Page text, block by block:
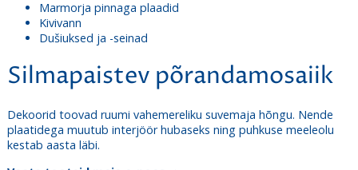
Marmorja pinnaga plaadid
Kivivann
Dušiuksed ja -seinad
Silmapaistev põrandamosaiik
Dekoorid toovad ruumi vahemereliku suvemaja hõngu. Nende
plaatidega muutub interjöör hubaseks ning puhkuse meeleolu
kestab aasta läbi.